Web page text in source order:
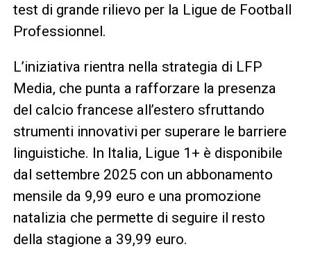
test di grande rilievo per la Ligue de Football
Professionnel.
L’iniziativa rientra nella strategia di LFP
Media, che punta a rafforzare la presenza
del calcio francese all’estero sfruttando
strumenti innovativi per superare le barriere
linguistiche. In Italia, Ligue 1+ è disponibile
dal settembre 2025 con un abbonamento
mensile da 9,99 euro e una promozione
natalizia che permette di seguire il resto
della stagione a 39,99 euro.